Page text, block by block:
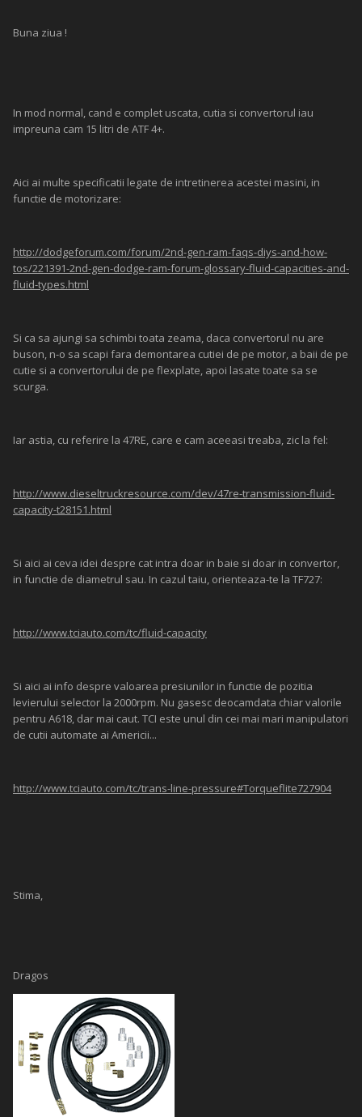
Buna ziua !
In mod normal, cand e complet uscata, cutia si convertorul iau
impreuna cam 15 litri de ATF 4+.
Aici ai multe specificatii legate de intretinerea acestei masini, in
functie de motorizare:
http://dodgeforum.com/forum/2nd-gen-ram-faqs-diys-and-how-
tos/221391-2nd-gen-dodge-ram-forum-glossary-fluid-capacities-and-
fluid-types.html
Si ca sa ajungi sa schimbi toata zeama, daca convertorul nu are
buson, n-o sa scapi fara demontarea cutiei de pe motor, a baii de pe
cutie si a convertorului de pe flexplate, apoi lasate toate sa se
scurga.
Iar astia, cu referire la 47RE, care e cam aceeasi treaba, zic la fel:
http://www.dieseltruckresource.com/dev/47re-transmission-fluid-
capacity-t28151.html
Si aici ai ceva idei despre cat intra doar in baie si doar in convertor,
in functie de diametrul sau. In cazul taiu, orienteaza-te la TF727:
http://www.tciauto.com/tc/fluid-capacity
Si aici ai info despre valoarea presiunilor in functie de pozitia
levierului selector la 2000rpm. Nu gasesc deocamdata chiar valorile
pentru A618, dar mai caut. TCI este unul din cei mai mari manipulatori
de cutii automate ai Americii...
http://www.tciauto.com/tc/trans-line-pressure#Torqueflite727904
Stima,
Dragos